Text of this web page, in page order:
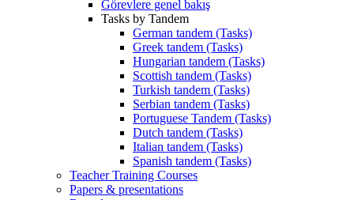
Görevlere genel bakış
Tasks by Tandem
German tandem (Tasks)
Greek tandem (Tasks)
Hungarian tandem (Tasks)
Scottish tandem (Tasks)
Turkish tandem (Tasks)
Serbian tandem (Tasks)
Portuguese Tandem (Tasks)
Dutch tandem (Tasks)
Italian tandem (Tasks)
Spanish tandem (Tasks)
Teacher Training Courses
Papers & presentations